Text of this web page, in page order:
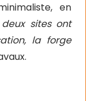
en
sites ont
la forge